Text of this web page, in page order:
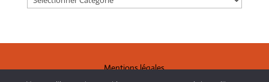
Mentions légales